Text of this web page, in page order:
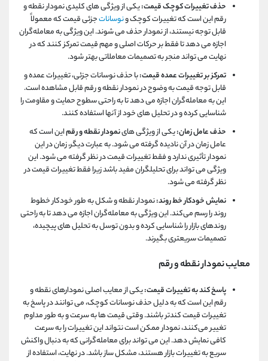
حذف تغییرات کوچک قیمت:یکی از ویژگی ‌های کلیدی نمودار نقطه و
رقم این است که تغییرات کوچک ونوساناتجزئی قیمت که معمولاً
قابل توجه نیستند، از نمودار حذف می ‌شوند. این ویژگی به معامله‌گران
اجازه می ‌دهد تا فقط بر حرکات اصلی و مهم قیمت تمرکز کنند که در
نهایت می ‌تواند منجر به تصمیمات معاملاتی بهتر شود.
تمرکز بر تغییرات عمده قیمت:با حذف نوسانات جزئی، تغییرات عمده و
قابل توجه قیمت به وضوح در نمودار نقطه و رقم قابل مشاهده است.
این به معامله‌گران اجازه می‌ دهد تا به راحتی سطوح حمایت و مقاومت را
شناسایی کرده و در تحلیل‌ های خود از آنها استفاده کنند.
حذف عامل زمان:یکی از ویژگی ‌هاینمودار نقطه و رقماین است که
عامل زمان در آن نادیده گرفته می ‌شود. به عبارت دیگر، زمان در این
نمودار تأثیری ندارد و فقط تغییرات قیمت در نظر گرفته می ‌شود. این
ویژگی می‌ تواند برای تحلیلگران مفید باشد زیرا فقط تغییرات قیمت در
نظر گرفته می ‌شود.
نمایش خودکار خط روند:نمودار نقطه و شکل به طور خودکار خطوط
روند را رسم می‌کند. این ویژگی به معامله‌گران اجازه می ‌دهد تا به راحتی
روندهای بازار را شناسایی کرده و بدون توسل به تحلیل ‌های پیچیده،
تصمیمات سریعتری بگیرند.
معایب نمودار نقطه و رقم
پاسخ کند به تغییرات قیمت:یکی از معایب اصلی نمودارهای نقطه و
رقم این است که به دلیل حذف نوسانات کوچک، می‌ توانند در پاسخ به
تغییرات قیمت کندتر باشند. وقتی قیمت ‌ها به سرعت و به طور مداوم
تغییر می‌کنند، نمودار ممکن است نتواند این تغییرات را به سرعت
کافی نمایش دهد. این می ‌تواند برای معامله‌گرانی که به دنبال واکنش
سریع به تغییرات بازار هستند، مشکل ‌ساز باشد. در نهایت، استفاده از